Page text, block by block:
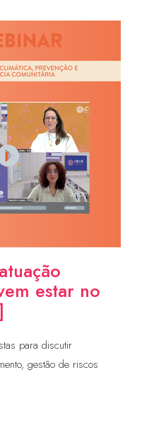
estar no
para discutir
gestão de riscos